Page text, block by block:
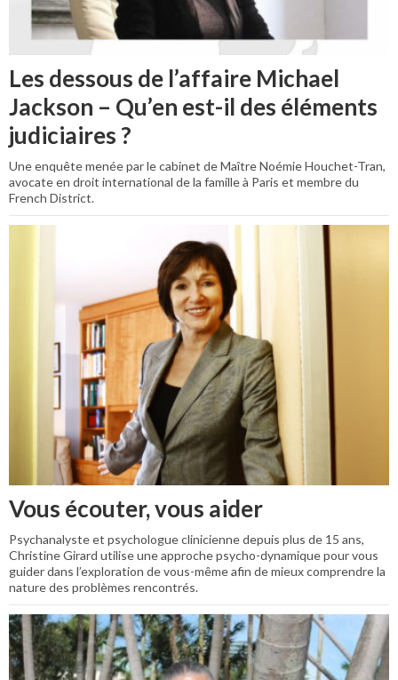
Les dessous de l’affaire Michael
Jackson – Qu’en est-il des éléments
judiciaires ?
Une enquête menée par le cabinet de Maître Noémie Houchet-Tran,
avocate en droit international de la famille à Paris et membre du
French District.
Vous écouter, vous aider
Psychanalyste et psychologue clinicienne depuis plus de 15 ans,
Christine Girard utilise une approche psycho-dynamique pour vous
guider dans l’exploration de vous-même afin de mieux comprendre la
nature des problèmes rencontrés.